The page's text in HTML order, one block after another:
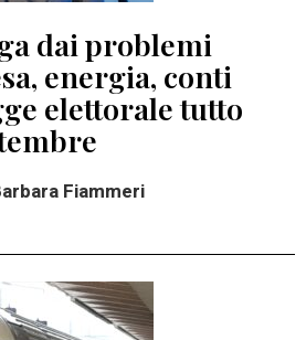
dai problemi
energia, conti
elettorale tutto
Fiammeri